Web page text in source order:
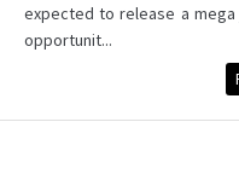
expected to release a
opportunit...